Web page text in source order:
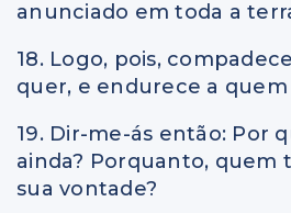
anunciado em toda a
18. Logo, pois,
quer, e endurece a
19. Dir-me-ás então: Por
ainda? Porquanto, quem
sua vontade?